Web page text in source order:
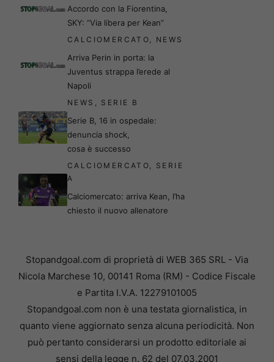
Accordo con la Fiorentina,
SKY: “Via libera per Kean”
CALCIOMERCATO, NEWS
Arriva Perin in porta: la
Juventus strappa l’erede al
Napoli
NEWS , SERIE B
Serie B, 16 in ospedale:
denuncia shock,
cosa è successo
CALCIOMERCATO, SERIE
A
Calciomercato: arriva Kean, l’ha
chiesto il nuovo allenatore
Stopandgoal.com di proprietà di WEB 365 SRL - Via
Nicola Marchese 10, 00141 Roma (RM) - Codice Fiscale
e Partita I.V.A. 12279101005
Stopandgoal.com non è una testata giornalistica, in
quanto viene aggiornato senza alcuna periodicità. Non
può pertanto considerarsi un prodotto editoriale ai
sensi della legge n. 62 del 07.03.2001